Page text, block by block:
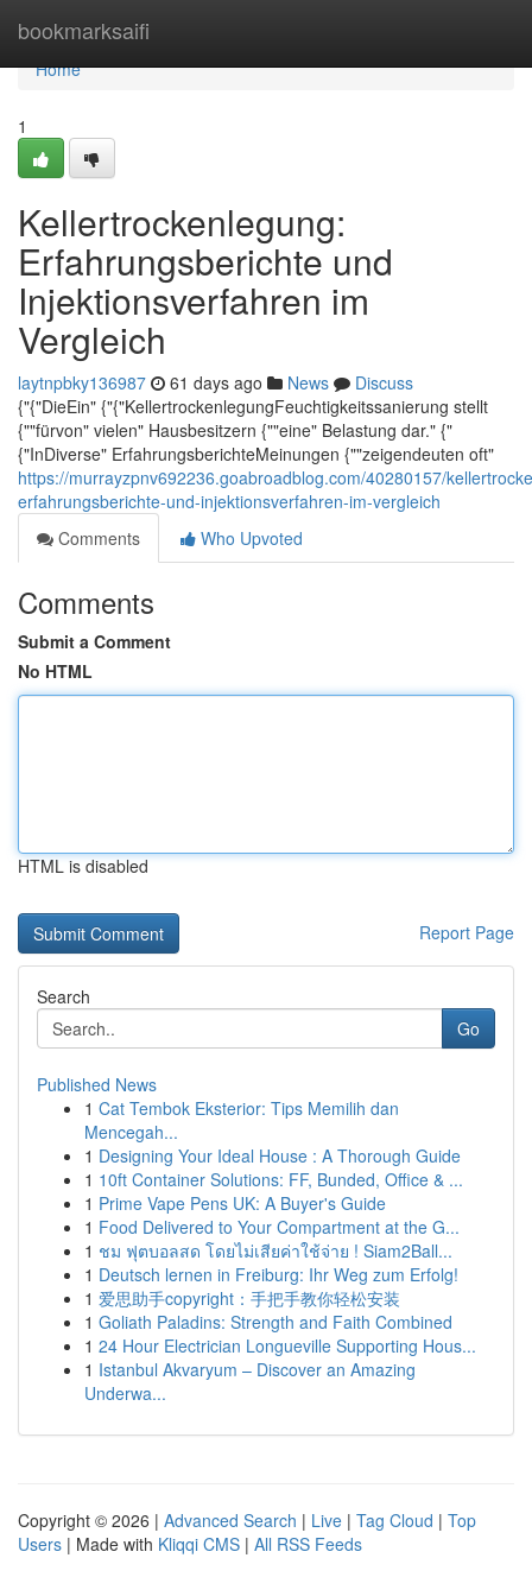
bookmarksaifi
Home
Home
1
Kellertrockenlegung:
Erfahrungsberichte und
Injektionsverfahren im
Vergleich
laytnpbky136987 61 days ago News
Discuss
{"{"DieEin" {"{"KellertrockenlegungFeuchtigkeitssanierung stellt
{""fürvon" vielen" Hausbesitzern {""eine" Belastung dar." {"
{"InDiverse" ErfahrungsberichteMeinungen {""zeigendeuten oft"
https://murrayzpnv692236.goabroadblog.com/40280157/
erfahrungsberichte-und-injektionsverfahren-im-vergleich
Comments
Who Upvoted
Comments
Submit a Comment
No HTML
HTML is disabled
Report Page
Search
Go
Published News
1 Cat Tembok Eksterior: Tips Memilih dan
Mencegah...
1 Designing Your Ideal House : A Thorough Guide
1 10ft Container Solutions: FF, Bunded, Office & ...
1 Prime Vape Pens UK: A Buyer's Guide
1 Food Delivered to Your Compartment at the G...
1 ชม ฟุตบอลสด โดยไม่เสียค่าใช้จ่าย ! Siam2Ball...
1 Deutsch lernen in Freiburg: Ihr Weg zum Erfolg!
1 爱思助手copyright：手把手教你轻松安装
1 Goliath Paladins: Strength and Faith Combined
1 24 Hour Electrician Longueville Supporting Hous...
1 Istanbul Akvaryum – Discover an Amazing
Underwa...
Copyright © 2026 | Advanced Search | Live | Tag Cloud | Top
Users | Made with Kliqqi CMS | All RSS Feeds